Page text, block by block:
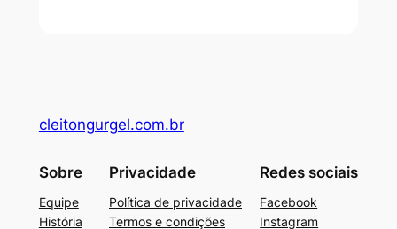
cleitongurgel.com.br
Sobre
Equipe
História
Privacidade
Política de privacidade
Termos e condições
Redes sociais
Facebook
Instagram